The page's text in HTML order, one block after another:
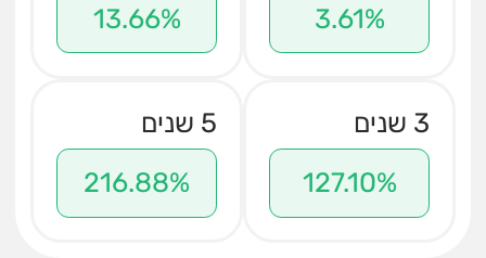
3.61%
13.66%
3 שנים
127.10%
5 שנים
216.88%